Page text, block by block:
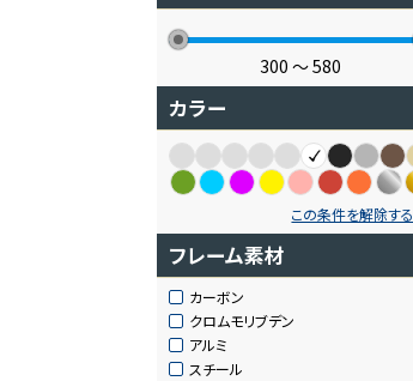
300 〜580
カラー
この条件を解除する
フレーム素材
カーボン
クロムモリブデン
アルミ
スチール